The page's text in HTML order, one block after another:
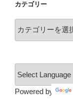
ブ
カテゴリー
テ
ー
Powered by